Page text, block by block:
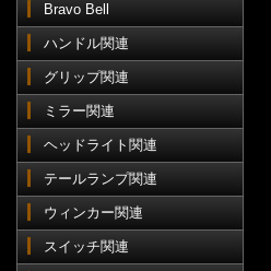
Bravo Bell
ハンドル関連
グリップ関連
ミラー関連
ヘッドライト関連
テールランプ関連
ウィンカー関連
スイッチ関連